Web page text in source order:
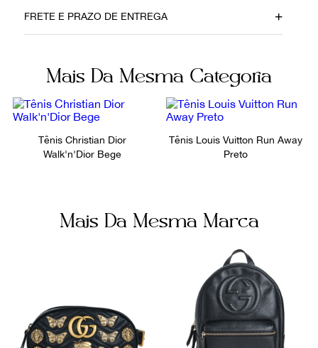
19122019 Canvas
Vermelho Caixa
Fornecedor Ocasião
Dia a Dia
FRETE E PRAZO DE ENTREGA
Não sei meu CEP
Mais Da Mesma Categoria
Tênis Christian Dior
Walk'n'Dior Bege
Tênis Louis Vuitton Run Away
Preto
Mais Da Mesma Marca